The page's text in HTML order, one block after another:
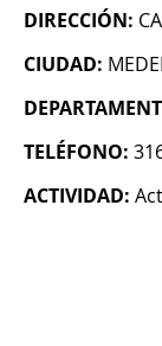
DIRECCIÓN:
CIUDAD:
TELÉFONO:
ACTIVIDAD: